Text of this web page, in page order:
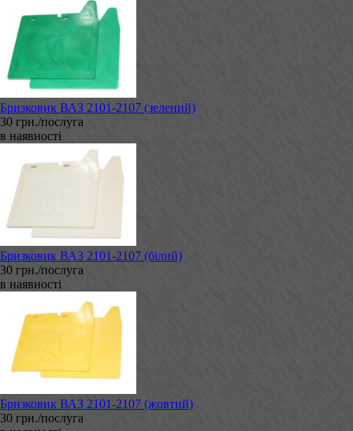
Бризковик ВАЗ 2101-2107 (зелений)
30 грн./послуга
в наявності
Бризковик ВАЗ 2101-2107 (білий)
30 грн./послуга
в наявності
Бризковик ВАЗ 2101-2107 (жовтий)
30 грн./послуга